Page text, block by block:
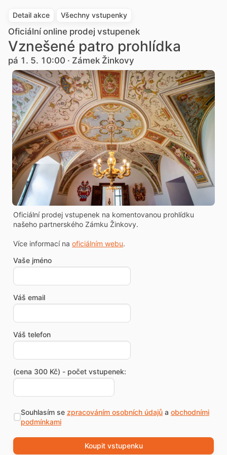
Detail akce Všechny vstupenky
Oficiální online prodej vstupenek
Vznešené patro prohlídka
pá 1. 5. 10:00 · Zámek Žinkovy
Oficiální prodej vstupenek na komentovanou prohlídku
našeho partnerského Zámku Žinkovy.
Více informací na oficiálním webu.
Vaše jméno
Váš email
Váš telefon
(cena 300 Kč) - počet vstupenek:
Souhlasím se zpracováním osobních údajůa obchodními
podmínkami
Koupit vstupenku